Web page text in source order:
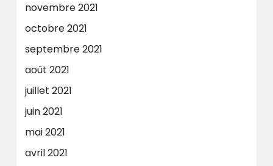
novembre 2021
octobre 2021
septembre 2021
août 2021
juillet 2021
juin 2021
mai 2021
avril 2021